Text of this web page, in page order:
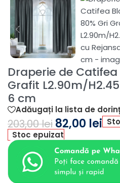
Draperie de
Grafit L2.90m/
6 cm
Adăugați la lista de
203,00lei 82,00 lei
Stoc epuizat